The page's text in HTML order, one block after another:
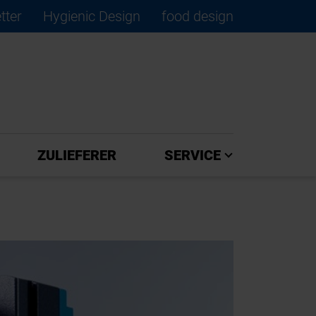
Hygienic Design food design
ZULIEFERER SERVICE
×